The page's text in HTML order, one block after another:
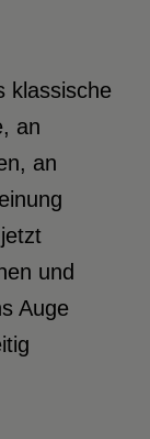
klassische
an
an
und
Auge